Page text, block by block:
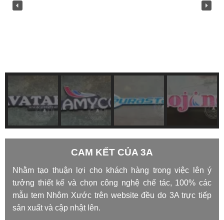
CAM KẾT CỦA 3A
Nhằm tạo thuận lợi cho khách hàng trong việc lên ý
tưởng thiết kế và chọn công nghệ chế tác, 100% các
mẫu tem Nhôm Xước trên website đều do 3A trực tiếp
sản xuất và cập nhật lên.